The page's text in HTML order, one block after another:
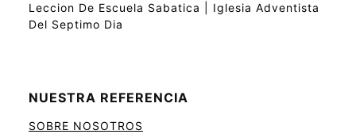
Leccion De Escuela Sabatica | Iglesia Adventista
Del Septimo Dia
NUESTRA REFERENCIA
SOBRE NOSOTROS